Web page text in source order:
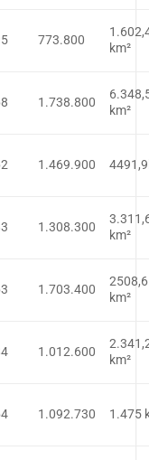
773.800
km²
1.738.800
km²
1.469.900
1.308.300
km²
1.703.400
2508,6
km²
1.012.600
km²
1.092.730 1.475